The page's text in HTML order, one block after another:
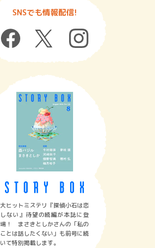
SNSでも情報配信!
大ヒットミステリ『探偵小石は恋
しない』待望の続編が本誌に登
場！ まさきとしかさんの「私の
ことは話したくない」も前号に続
いて特別掲載します。